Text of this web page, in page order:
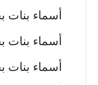
أسماء بنات
أسماء
أسماء